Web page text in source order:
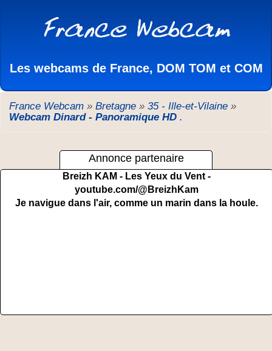
Les webcams de France, DOM TOM et COM
France Webcam » Bretagne » 35 - Ille-et-Vilaine »
Webcam Dinard - Panoramique HD .
Annonce partenaire
Breizh KAM - Les Yeux du Vent -
youtube.com/@BreizhKam
Je navigue dans l'air, comme un marin dans la houle.